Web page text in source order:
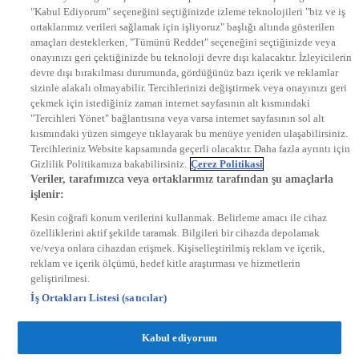
KRAL POP TV
DYG Radyolar
NTV RADYO
KRAL FM
KRAL POP
EKSEN
VOYAGE
DYG Dijital
ntv.com.tr
ntvspor.net
secim.ntv.com.tr
startv.com.tr
kralmuzik.com.tr
"Kabul Ediyorum" seçeneğini seçtiğinizde izleme teknolojileri "biz ve iş
ortaklarımız verileri sağlamak için işliyoruz" başlığı altında gösterilen
amaçları desteklerken, "Tümünü Reddet" seçeneğini seçtiğinizde veya
onayınızı geri çektiğinizde bu teknoloji devre dışı kalacaktır. İzleyicilerin
devre dışı bırakılması durumunda, gördüğünüz bazı içerik ve reklamlar
sizinle alakalı olmayabilir. Tercihlerinizi değiştirmek veya onayınızı geri
çekmek için istediğiniz zaman internet sayfasının alt kısmındaki
"Tercihleri Yönet" bağlantısına veya varsa internet sayfasının sol alt
kısmındaki yüzen simgeye tıklayarak bu menüye yeniden ulaşabilirsiniz.
Tercihleriniz Website kapsamında geçerli olacaktır. Daha fazla ayrıntı için
Gizlilik Politikamıza bakabilirsiniz. Çerez Politikasi
Veriler, tarafımızca veya ortaklarımız tarafından şu amaçlarla
işlenir:
Kesin coğrafi konum verilerini kullanmak. Belirleme amacı ile cihaz
özelliklerini aktif şekilde taramak. Bilgileri bir cihazda depolamak
ve/veya onlara cihazdan erişmek. Kişiselleştirilmiş reklam ve içerik,
reklam ve içerik ölçümü, hedef kitle araştırması ve hizmetlerin
geliştirilmesi.
İş Ortakları Listesi (satıcılar)
Kabul ediyorum